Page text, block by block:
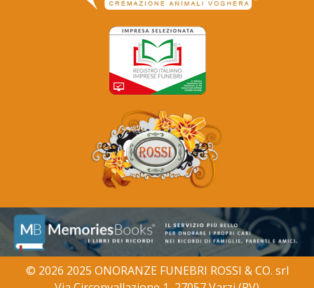
© 2026 2025 ONORANZE FUNEBRI ROSSI & CO. srl